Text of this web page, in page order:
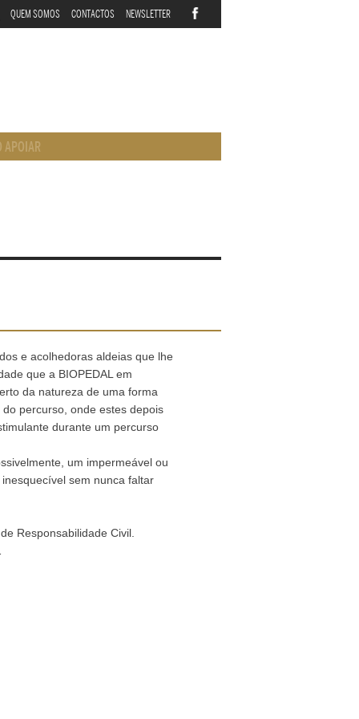
QUEM SOMOS CONTACTOS NEWSLETTER
APOIAR
e acolhedoras aldeias que lhe
que a BIOPEDAL em
da natureza de uma forma
percurso, onde estes depois
durante um percurso
um impermeável ou
sem nunca faltar
Responsabilidade Civil.